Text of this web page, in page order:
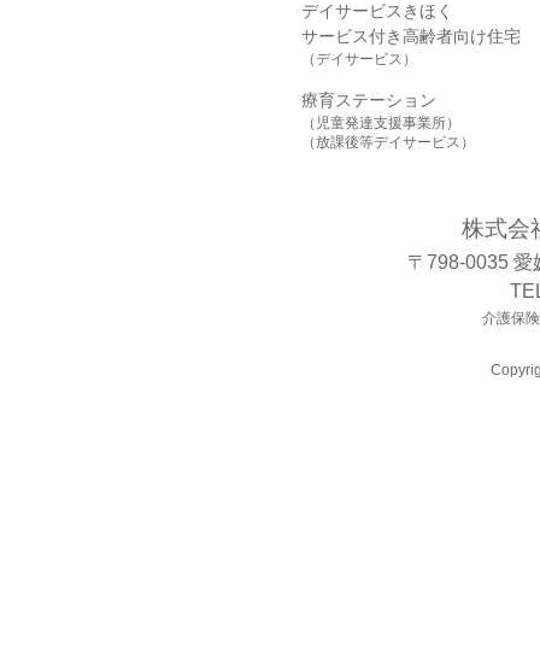
デイサービスきほく
サービス付き高齢者向け住宅
（デイサービス）
療育ステーション
（児童発達支援事業所）
（放課後等デイサービス）
株式会
〒798-0035 愛
介護保